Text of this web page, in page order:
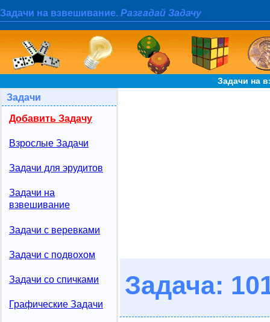
Задачи на взвешивание. Разгадай Задачу
Задачи на
Задачи
Добавить Задачу
Взрослые Задачи
Задачи для эрудитов
Задачи на
взвешивание
Задачи с веревками
Задачи с подвохом
Задачи со спичками
Графические Задачи
Задача: